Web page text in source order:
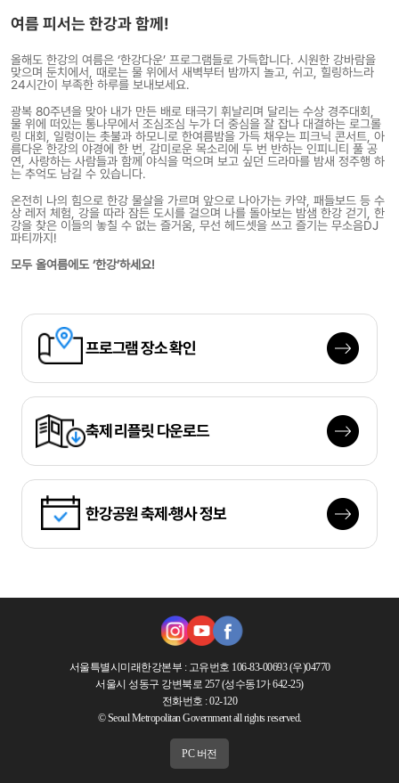
여름 피서는 한강과 함께!
올해도 한강의 여름은 ‘한강다운’ 프로그램들로 가득합니다. 시원한 강바람을
맞으며 둔치에서, 때로는 물 위에서 새벽부터 밤까지 놀고, 쉬고, 힐링하느라
24시간이 부족한 하루를 보내보세요.
광복 80주년을 맞아 내가 만든 배로 태극기 휘날리며 달리는 수상 경주대회,
물 위에 떠있는 통나무에서 조심조심 누가 더 중심을 잘 잡나 대결하는 로그롤
링 대회, 일렁이는 촛불과 하모니로 한여름밤을 가득 채우는 피크닉 콘서트, 아
름다운 한강의 야경에 한 번, 감미로운 목소리에 두 번 반하는 인피니티 풀 공
연, 사랑하는 사람들과 함께 야식을 먹으며 보고 싶던 드라마를 밤새 정주행 하
는 추억도 남길 수 있습니다.
온전히 나의 힘으로 한강 물살을 가르며 앞으로 나아가는 카약, 패들보드 등 수
상 레저 체험, 강을 따라 잠든 도시를 걸으며 나를 돌아보는 밤샘 한강 걷기, 한
강을 찾은 이들의 놓칠 수 없는 즐거움, 무선 헤드셋을 쓰고 즐기는 무소음DJ
파티까지!
모두 올여름에도 ‘한강’하세요!
프로그램장소 확인
축제 리플릿 다운로드
한강공원축제·행사 정보
서울특별시미래한강본부 : 고유번호 106-83-00693 (우)04770
서울시 성동구 강변북로 257 (성수동1가 642-25)
전화번호 : 02-120
© Seoul Metropolitan Government all rights reserved.
PC 버전